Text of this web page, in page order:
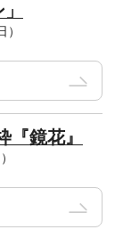
鏡花』